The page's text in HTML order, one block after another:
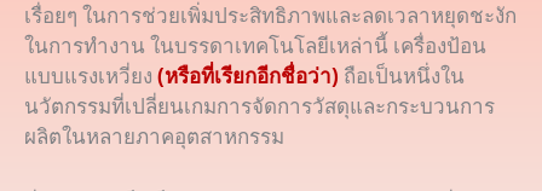
เรื่อยๆ ในการช่วยเพิ่มประสิทธิภาพและลดเวลาหยุดชะงัก
ในการทำงาน ในบรรดาเทคโนโลยีเหล่านี้ เครื่องป้อน
แบบแรงเหวี่ยง (หรือที่เรียกอีกชื่อว่า) ถือเป็นหนึ่งใน
นวัตกรรมที่เปลี่ยนเกมการจัดการวัสดุและกระบวนการ
ผลิตในหลายภาคอุตสาหกรรม